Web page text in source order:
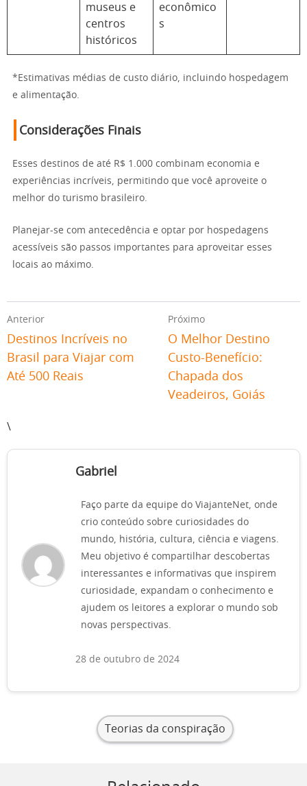
museus e
centros
históricos
econômico
s
*Estimativas médias de custo diário, incluindo hospedagem
e alimentação.
Considerações Finais
Esses destinos de até R$ 1.000 combinam economia e
experiências incríveis, permitindo que você aproveite o
melhor do turismo brasileiro.
Planejar-se com antecedência e optar por hospedagens
acessíveis são passos importantes para aproveitar esses
locais ao máximo.
Anterior
Destinos Incríveis no
Brasil para Viajar com
Até 500 Reais
Próximo
O Melhor Destino
Custo-Benefício:
Chapada dos
Veadeiros, Goiás
\
Gabriel
Faço parte da equipe do ViajanteNet, onde
crio conteúdo sobre curiosidades do
mundo, história, cultura, ciência e viagens.
Meu objetivo é compartilhar descobertas
interessantes e informativas que inspirem
curiosidade, expandam o conhecimento e
ajudem os leitores a explorar o mundo sob
novas perspectivas.
28 de outubro de 2024
Teorias da conspiração